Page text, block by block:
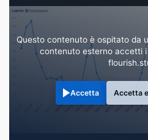
Questo contenuto è ospitato da
contenuto esterno accetti i
Accetta Accetta